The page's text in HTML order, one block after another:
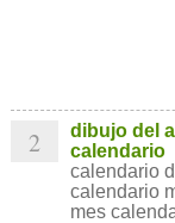
2
dibujo del
calendario
calendario
calendario
mes